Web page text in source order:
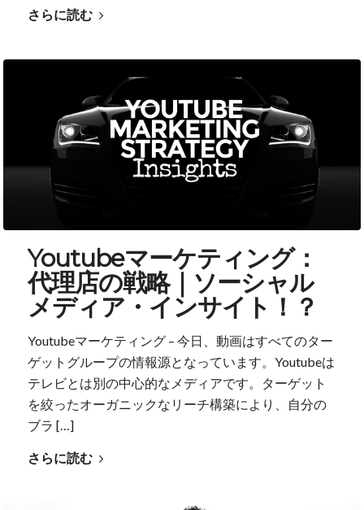
さらに読む
Youtubeマーケティング：
代理店の戦略｜ソーシャル
メディア・インサイト！？
Youtubeマーケティング – 今日、動画はすべてのター
ゲットグループの情報源となっています。Youtubeは
テレビとは別の中心的なメディアです。ターゲット
を絞ったオーガニックなリーチ構築により、自分の
ブラ […]
さらに読む